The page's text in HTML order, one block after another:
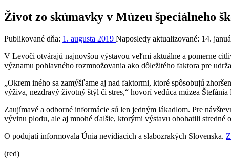
Život zo skúmavky v Múzeu špeciálneho
Publikované dňa: 1. augusta 2019 Naposledy aktualizované: 14.
V Levoči otvárajú najnovšou výstavou veľmi aktuálne a pomerne
významu pohlavného rozmnožovania ako dôležitého faktora pre
„Okrem iného sa zamýšľame aj nad faktormi, ktoré spôsobujú
výživa, nezdravý životný štýl či stres,“ hovorí vedúca múzea Štefánia
Zaujímavé a odborné informácie sú len jedným lákadlom. Pre
vývinu plodu, ale aj mnohé ďalšie, ktorými výstavu obohatili stredné
O podujatí informovala Únia nevidiacich a slabozrakých Slovenska.
(red)